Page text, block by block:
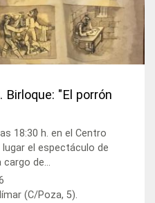
Birloque: "El porrón
18:30 h. en el Centro
el espectáculo de
cargo de...
(C/Poza, 5).